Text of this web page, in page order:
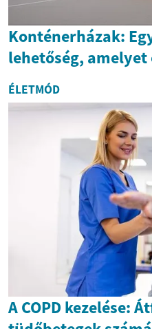
Konténerházak:
lehetőség,
ÉLETMÓD
A COPD kezelése: